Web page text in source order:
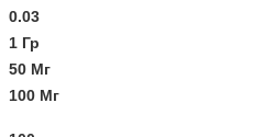
0.03
1 Гр
50 Мг
100 Мг